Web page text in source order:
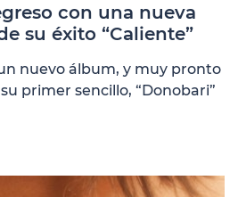
con una nueva
su éxito “Caliente”
nuevo álbum, y muy pronto
primer sencillo, “Donobari”